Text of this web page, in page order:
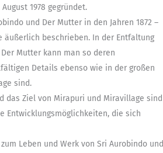
1978 gegründet.
und Der Mutter in den Jahren 1872 –
beschrieben. In der Entfaltung
Mutter kann man so deren
Details ebenso wie in der großen
sind.
das Ziel von Mirapuri und Miravillage sind
Entwicklungsmöglichkeiten, die sich
Leben und Werk von Sri Aurobindo und